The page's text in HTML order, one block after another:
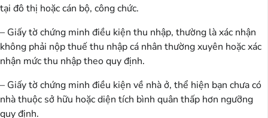
tại đô thị hoặc cán bộ, công chức.
– Giấy tờ chứng minh điều kiện thu nhập, thường là xác nhận
không phải nộp thuế thu nhập cá nhân thường xuyên hoặc xác
nhận mức thu nhập theo quy định.
– Giấy tờ chứng minh điều kiện về nhà ở, thể hiện bạn chưa có
nhà thuộc sở hữu hoặc diện tích bình quân thấp hơn ngưỡng
quy định.